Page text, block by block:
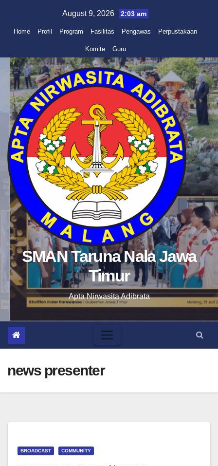
content
August 9, 2026 2:03 am
Home Profil Program Fasilitas Pengawas Perpustakaan
Komite Guru
SMAN Taruna Nala Jawa
Timur
Apta Nirwasita Adibrata
news presenter
BROADCAST COMMUNITY